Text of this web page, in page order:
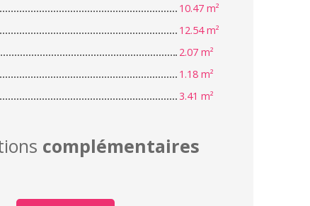
10.47 m²
12.54 m²
2.07 m²
1.18 m²
3.41 m²
complémentaires